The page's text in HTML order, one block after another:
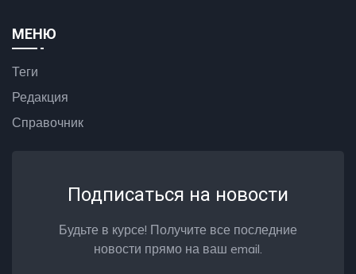
МЕНЮ
Теги
Редакция
Справочник
Подписаться на новости
Будьте в курсе! Получите все последние
новости прямо на ваш email.